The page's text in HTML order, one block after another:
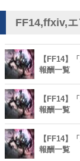
FF14,ffxiv,
【FF14】
報酬一覧
【FF14】
報酬一覧
【FF14】
報酬一覧